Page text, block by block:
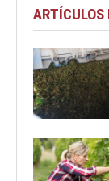
ARTÍCULOS